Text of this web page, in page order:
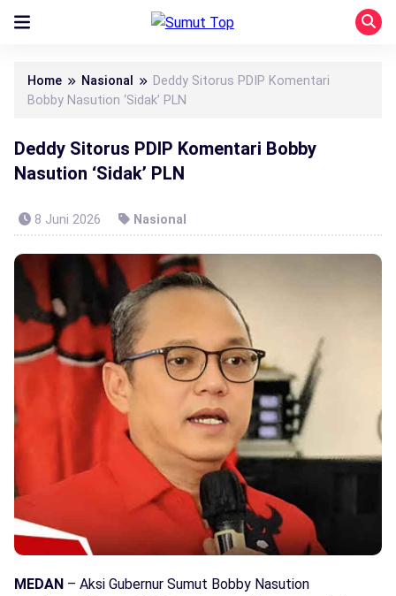
Home Nasional
Deddy Sitorus PDIP Komentari
Bobby Nasution ‘Sidak’ PLN
Deddy Sitorus PDIP Komentari Bobby
Nasution ‘Sidak’ PLN
8 Juni 2026 Nasional
MEDAN – Aksi Gubernur Sumut Bobby Nasution